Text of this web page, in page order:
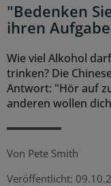
"Bedenken
ihren
Wie viel Alkohol
trinken? Die
Antwort: "Hör auf
anderen wollen
Von Pete Smith
Veröffentlicht: